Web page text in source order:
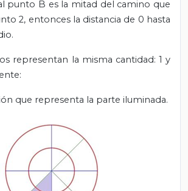
punto B es la mitad del camino que
2, entonces la distancia de 0 hasta
representan la misma cantidad: 1 y
que representa la parte iluminada.